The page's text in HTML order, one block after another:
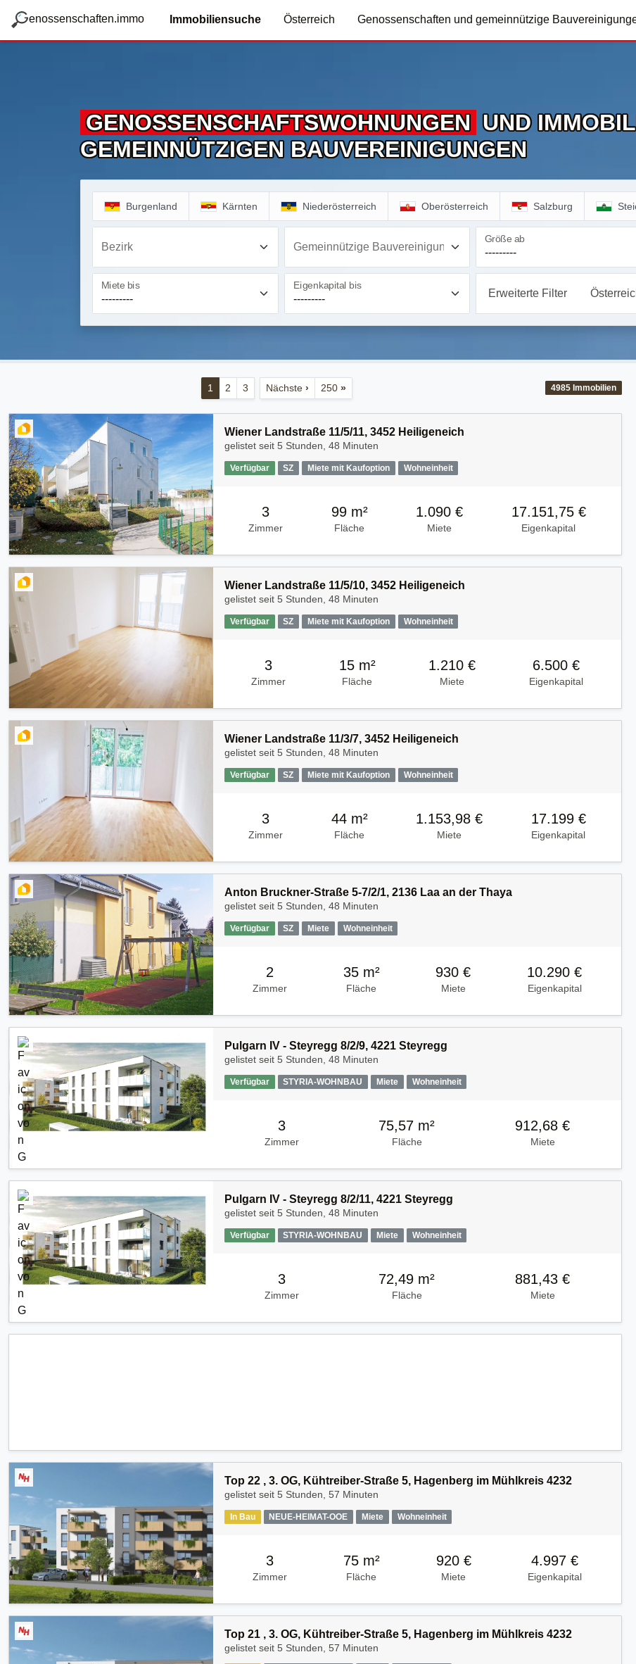
g
enossenschaften.immo Immobiliensuche Österreich Genossenschaften und gemeinnützige
GENOSSENSCHAFTS­WOHNUNGEN UND
GEMEINNÜTZIGEN BAUVEREINIGUNGEN
Burgenland Kärnten Niederösterreich Oberösterreich Salzburg
Bezirk Gemeinnützige Bauvereinigung
Größe ab
Miete bis Eigenkapital bis
Erweiterte Filter
4985 Immobilien
1 2 3 Nächste› 250»
Wiener Landstraße 11/5/11, 3452 Heiligeneich
gelistet seit 5 Stunden, 48 Minuten
Verfügbar SZ Miete mit Kaufoption Wohneinheit
3
Zimmer
99 m²
Fläche
1.090 €
Miete
17.151,75 €
Eigenkapital
Wiener Landstraße 11/5/10, 3452 Heiligeneich
gelistet seit 5 Stunden, 48 Minuten
Verfügbar SZ Miete mit Kaufoption Wohneinheit
3
Zimmer
15 m²
Fläche
1.210 €
Miete
6.500 €
Eigenkapital
Wiener Landstraße 11/3/7, 3452 Heiligeneich
gelistet seit 5 Stunden, 48 Minuten
Verfügbar SZ Miete mit Kaufoption Wohneinheit
3
Zimmer
44 m²
Fläche
1.153,98 €
Miete
17.199 €
Eigenkapital
Anton Bruckner-Straße 5-7/2/1, 2136 Laa an der Thaya
gelistet seit 5 Stunden, 48 Minuten
Verfügbar SZ Miete Wohneinheit
2
Zimmer
35 m²
Fläche
930 €
Miete
10.290 €
Eigenkapital
Pulgarn IV - Steyregg 8/2/9, 4221 Steyregg
gelistet seit 5 Stunden, 48 Minuten
Verfügbar STYRIA-WOHNBAU Miete Wohneinheit
3
Zimmer
75,57 m²
Fläche
912,68 €
Miete
Pulgarn IV - Steyregg 8/2/11, 4221 Steyregg
gelistet seit 5 Stunden, 48 Minuten
Verfügbar STYRIA-WOHNBAU Miete Wohneinheit
3
Zimmer
72,49 m²
Fläche
881,43 €
Miete
Top 22 , 3. OG, Kühtreiber-Straße 5, Hagenberg im Mühlkreis 4232
gelistet seit 5 Stunden, 57 Minuten
In Bau NEUE-HEIMAT-OOE Miete Wohneinheit
3
Zimmer
75 m²
Fläche
920 €
Miete
4.997 €
Eigenkapital
Top 21 , 3. OG, Kühtreiber-Straße 5, Hagenberg im Mühlkreis 4232
gelistet seit 5 Stunden, 57 Minuten